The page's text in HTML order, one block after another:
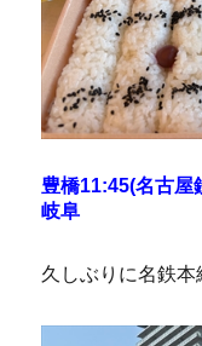
豊橋11:45(名古
岐阜
久しぶりに名鉄本